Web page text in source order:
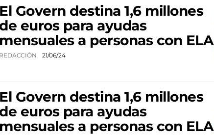
El Govern destina 1,6 millones
de euros para ayudas
mensuales a personas con ELA
REDACCIÓN 21/06/24
El Govern destina 1,6 millones
de euros para ayudas
mensuales a personas con ELA